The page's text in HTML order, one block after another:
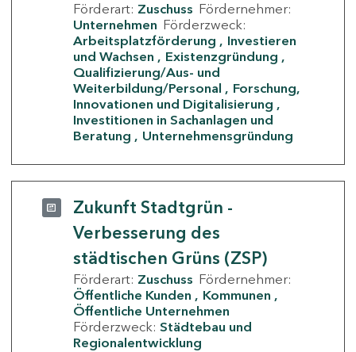
Förderart: Zuschuss Fördernehmer:
Unternehmen Förderzweck:
Arbeitsplatzförderung
Investieren
und Wachsen
Existenzgründung
Qualifizierung/Aus- und
Weiterbildung/Personal
Forschung,
Innovationen und Digitalisierung
Investitionen in Sachanlagen und
Beratung
Unternehmensgründung
Zukunft Stadtgrün -
Verbesserung des
städtischen Grüns (ZSP)
Förderart: Zuschuss Fördernehmer:
Öffentliche Kunden
Kommunen
Öffentliche Unternehmen
Förderzweck: Städtebau und
Regionalentwicklung